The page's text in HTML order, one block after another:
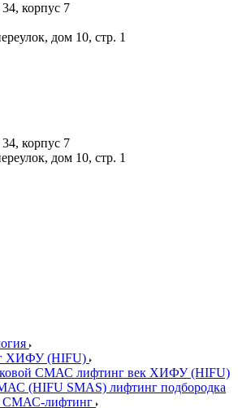
корпус 7
дом 10, стр. 1
корпус 7
дом 10, стр. 1
ХИФУ (HIFU)
СМАС лифтинг век ХИФУ (HIFU)
(HIFU SMAS) лифтинг подбородка
СМАС-лифтинг